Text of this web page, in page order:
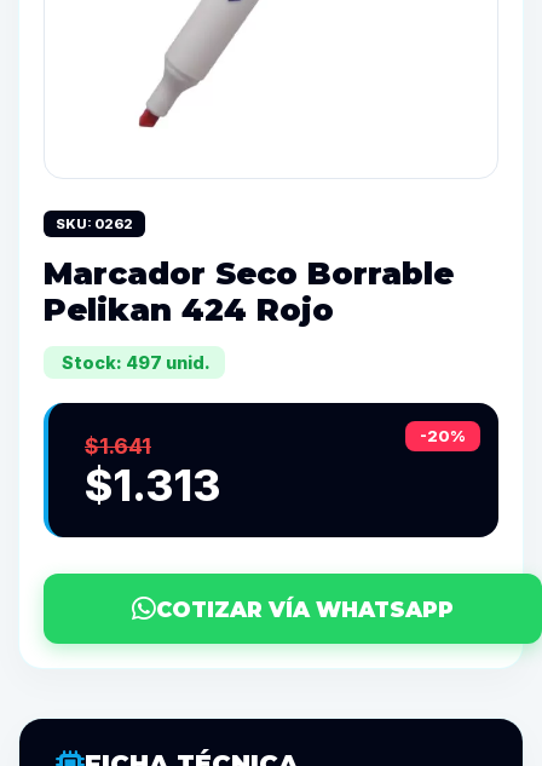
SKU: 0262
Marcador Seco Borrable
Pelikan 424 Rojo
Stock: 497 unid.
-20%
$1.641
$1.313
COTIZAR VÍA WHATSAPP